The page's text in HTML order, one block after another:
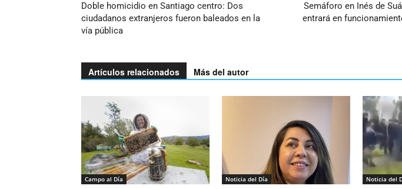
Doble homicidio en Santiago centro: Dos
ciudadanos extranjeros fueron baleados en la
vía pública
Semáforo en Inés de
entrará en
Artículos relacionados Más del autor
Campo al Día Noticia del Día Noticia del